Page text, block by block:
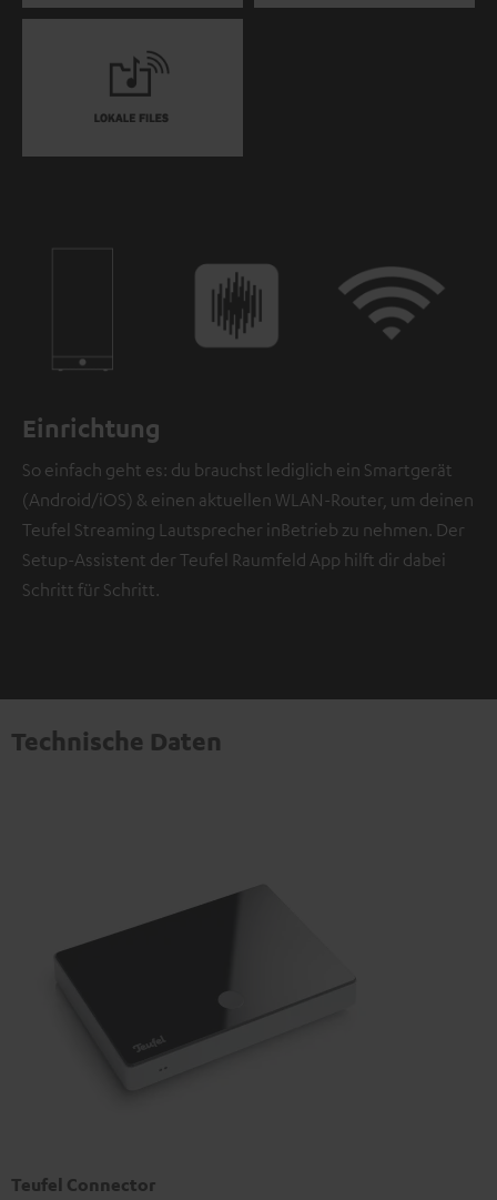
Einrichtung
So einfach geht es: du brauchst lediglich ein Smartgerät
(Android/iOS) & einen aktuellen WLAN-Router, um deinen
Teufel Streaming Lautsprecher inBetrieb zu nehmen. Der
Setup-Assistent der Teufel Raumfeld App hilft dir dabei
Schritt für Schritt.
Technische Daten
Teufel Connector